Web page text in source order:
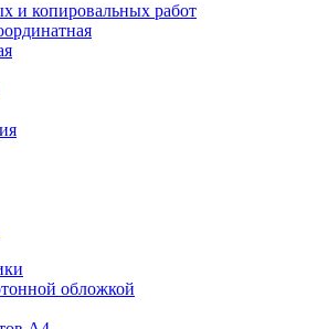
и копировальных работ
обложкой